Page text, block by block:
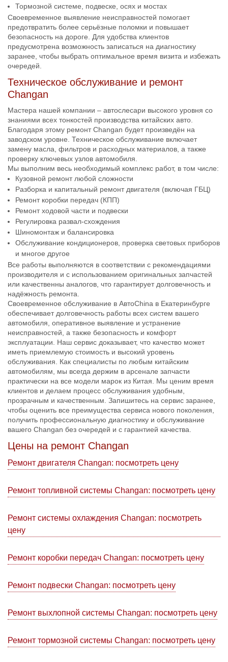
Тормозной системе, подвеске, осях и мостах
Своевременное выявление неисправностей помогает
предотвратить более серьёзные поломки и повышает
безопасность на дороге. Для удобства клиентов
предусмотрена возможность записаться на диагностику
заранее, чтобы выбрать оптимальное время визита и избежать
очередей.
Техническое обслуживание и ремонт
Changan
Мастера нашей компании – автослесари высокого уровня со
знаниями всех тонкостей производства китайских авто.
Благодаря этому ремонт Changan будет произведён на
заводском уровне. Техническое обслуживание включает
замену масла, фильтров и расходных материалов, а также
проверку ключевых узлов автомобиля.
Мы выполним весь необходимый комплекс работ, в том числе:
Кузовной ремонт любой сложности
Разборка и капитальный ремонт двигателя (включая ГБЦ)
Ремонт коробки передач (КПП)
Ремонт ходовой части и подвески
Регулировка развал-схождения
Шиномонтаж и балансировка
Обслуживание кондиционеров, проверка световых приборов
и многое другое
Все работы выполняются в соответствии с рекомендациями
производителя и с использованием оригинальных запчастей
или качественны аналогов, что гарантирует долговечность и
надёжность ремонта.
Своевременное обслуживание в АвтоChina в Екатеринбурге
обеспечивает долговечность работы всех систем вашего
автомобиля, оперативное выявление и устранение
неисправностей, а также безопасность и комфорт
эксплуатации. Наш сервис доказывает, что качество может
иметь приемлемую стоимость и высокий уровень
обслуживания. Как специалисты по любым китайским
автомобилям, мы всегда держим в арсенале запчасти
практически на все модели марок из Китая. Мы ценим время
клиентов и делаем процесс обслуживания удобным,
прозрачным и качественным. Запишитесь на сервис заранее,
чтобы оценить все преимущества сервиса нового поколения,
получить профессиональную диагностику и обслуживание
вашего Changan без очередей и с гарантией качества.
Цены на ремонт Changan
Ремонт двигателя Changan: посмотреть цену
Ремонт топливной системы Changan: посмотреть цену
Ремонт системы охлаждения Changan: посмотреть
цену
Ремонт коробки передач Changan: посмотреть цену
Ремонт подвески Changan: посмотреть цену
Ремонт выхлопной системы Changan: посмотреть цену
Ремонт тормозной системы Changan: посмотреть цену